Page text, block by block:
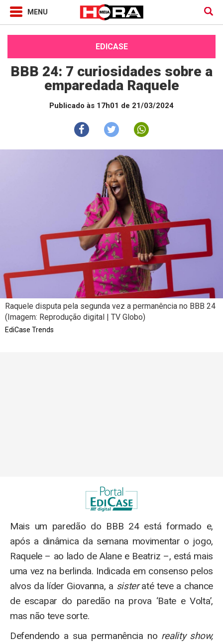
EDICASE
BBB 24: 7 curiosidades sobre a
emparedada Raquele
Publicado às 17h01 de 21/03/2024
Raquele disputa pela segunda vez a permanência no BBB 24
(Imagem: Reprodução digital | TV Globo)
EdiCase Trends
Mais um paredão do BBB 24 está formado e,
após a dinâmica da semana movimentar o jogo,
Raquele – ao lado de Alane e Beatriz –, está mais
uma vez na berlinda. Indicada em consenso pelos
alvos da líder Giovanna, a sisteraté teve a chance
de escapar do paredão na prova ‘Bate e Volta’,
mas não teve sorte.
Defendendo a sua permanência no reality show,